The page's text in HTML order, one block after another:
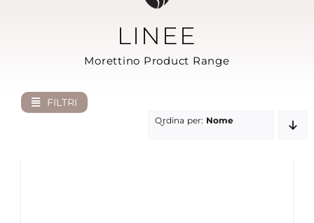
PROFESSIONAL
LINEE
Morettino Product Range
FILTRI
Ordina per: Nome